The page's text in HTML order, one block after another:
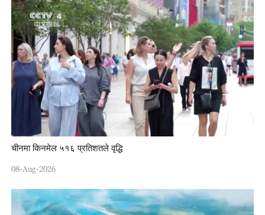
चीनमा किनमेल ५१६ प्रतिशतले वृद्धि
08-Aug-2026